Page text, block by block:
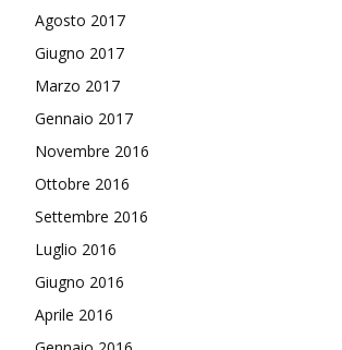
Agosto 2017
Giugno 2017
Marzo 2017
Gennaio 2017
Novembre 2016
Ottobre 2016
Settembre 2016
Luglio 2016
Giugno 2016
Aprile 2016